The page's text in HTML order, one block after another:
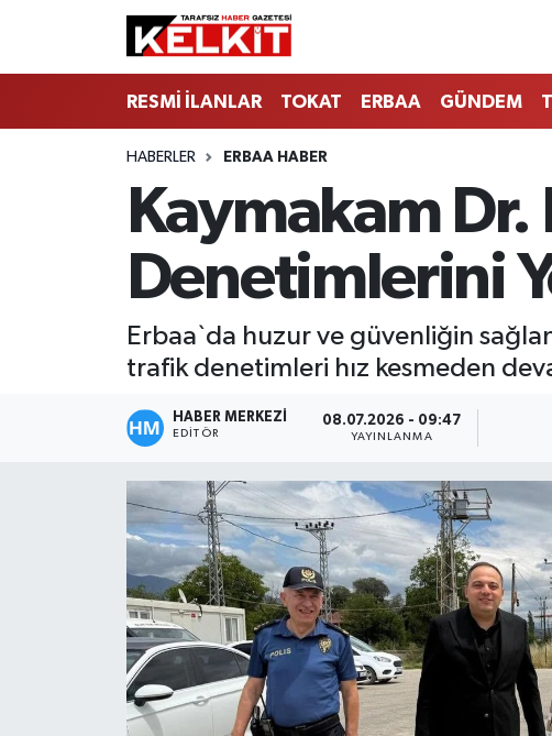
RESMİ İLANLAR TOKAT ERBAA GÜNDEM
HABERLER ERBAA HABER
Kaymakam
Denetimlerini
Erbaa`da huzur ve güvenliğin
trafik denetimleri hız kesmeden
HABER MERKEZİ
EDITÖR
08.07.2026 - 09:47
YAYINLANMA